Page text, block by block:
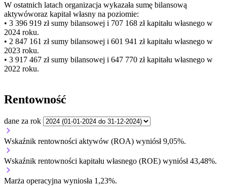
W ostatnich latach organizacja wykazała sumę bilansową
aktywóworaz kapitał własny na poziomie:
• 3 396 919 złsumy bilansowej i 707 168 zł kapitału własnego w
2024 roku.
• 2 847 161 złsumy bilansowej i 601 941 zł kapitału własnego w
2023 roku.
• 3 917 467 złsumy bilansowej i 647 770 zł kapitału własnego w
2022 roku.
Rentowność
dane za rok
Wskaźnik rentowności aktywów (ROA) wyniósł 9,05%.
Wskaźnik rentowności kapitału własnego (ROE) wyniósł 43,48%.
Marża operacyjna wyniosła 1,23%.